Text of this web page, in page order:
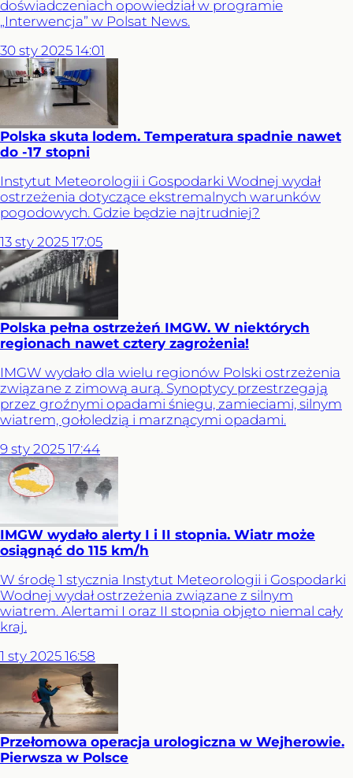
doświadczeniach opowiedział w programie
„Interwencja” w Polsat News.
30 sty 2025 14:01
Polska skuta lodem. Temperatura spadnie nawet
do -17 stopni
Instytut Meteorologii i Gospodarki Wodnej wydał
ostrzeżenia dotyczące ekstremalnych warunków
pogodowych. Gdzie będzie najtrudniej?
13 sty 2025 17:05
Polska pełna ostrzeżeń IMGW. W niektórych
regionach nawet cztery zagrożenia!
IMGW wydało dla wielu regionów Polski ostrzeżenia
związane z zimową aurą. Synoptycy przestrzegają
przez groźnymi opadami śniegu, zamieciami, silnym
wiatrem, gołoledzią i marznącymi opadami.
9 sty 2025 17:44
IMGW wydało alerty I i II stopnia. Wiatr może
osiągnąć do 115 km/h
W środę 1 stycznia Instytut Meteorologii i Gospodarki
Wodnej wydał ostrzeżenia związane z silnym
wiatrem. Alertami I oraz II stopnia objęto niemal cały
kraj.
1 sty 2025 16:58
Przełomowa operacja urologiczna w Wejherowie.
Pierwsza w Polsce